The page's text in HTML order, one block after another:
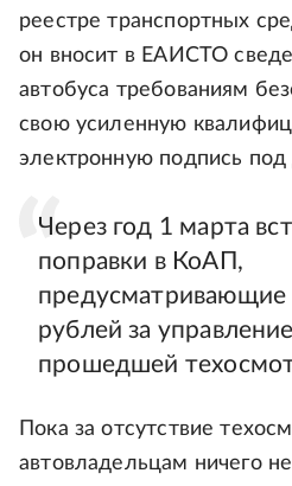
реестре транспортных
он вносит в ЕАИСТО
автобуса требованиям
свою усиленную
электронную подпись
Через год 1 марта
поправки в КоАП,
рублей за
прошедшей
Пока за отсутствие
автовладельцам ничего